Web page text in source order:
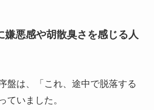
嫌悪感や胡散臭さを感じる人
盤は、「これ、途中で脱落する
いました。